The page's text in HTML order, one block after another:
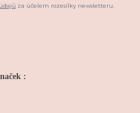
za účelem rozesílky newsletteru.
: